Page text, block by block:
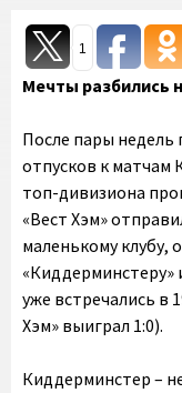
1
Мечты разбились
После пары недель
отпусков к матчам
топ-дивизиона
«Вест Хэм»
маленькому клубу,
«Киддерминстеру»
уже встречались в
Хэм» выиграл 1:0).
Киддерминстер –